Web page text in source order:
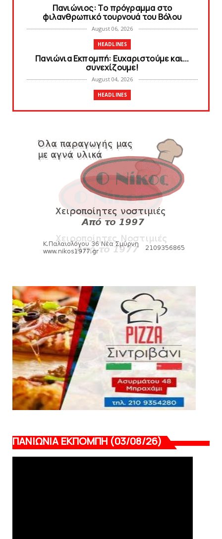
Πανιώνιoς: Tο πρόγραμμα στο
φιλανθρωπικό τουρνουά του Bόλου
August 06, 2026
HEADLINES
Πανιώνια Εκπομπή: Eυχαριστούμε και...
συνεχίζουμε!
August 04, 2026
HEADLINES
Θλίψη για τον χαμό του Γιώργου
SLIDE
Ξεκινά η ελεύθερη διάθεση των εισιτηρίων
διαρκείας του βόλεϊ...
August 04, 2026
HEADLINES
Kυανέρυθρη και επίσημα η Πάτερου
August 04, 2026
SLIDE
Πανιώνια Εκπομπή: Έπεσε η αυλαία της
ΕΠΙΚΑΙΡΟΤΗΤΑ
LIVE η Πανιώνια Εκπομπή!
August 03, 2026
ΠΑΝΙΩΝΙΑ ΕΚΠΟΜΠΗ (03/08/26)